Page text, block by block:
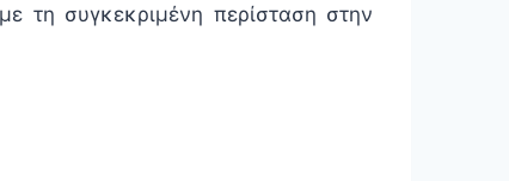
τη συγκεκριμένη περίσταση στην